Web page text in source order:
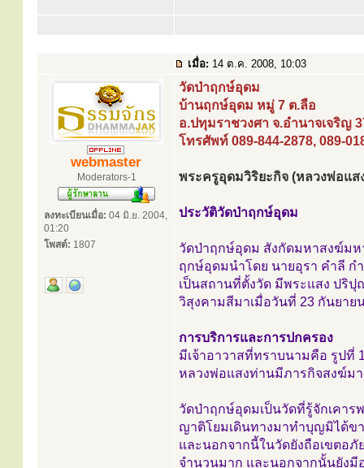
เมื่อ: 14 ต.ค. 2008, 10:03
webmaster
Moderators-1
ลงทะเบียนเมื่อ: 04 มิ.ย. 2004,
01:20
โพสต์: 1807
วัดป่าฤกษ์อุดม
บ้านฤกษ์อุดม หมู่ 7 ต.ลือ
อ.ปทุมราชวงศา จ.อำนาจเจริญ
โทรศัพท์ 089-844-2878, 089-
พระครูอุดมวิริยะกิจ (หลวงพ่อแ
ประวัติวัดป่าฤกษ์อุดม
วัดป่าฤกษ์อุดม สังกัดมหาสงฆ์มห
ฤกษ์อุดมนำโดย นายอุรา คำลี ก
เป็นสถานที่ตั้งวัด มีพระแสง ปริ
วิสุงคามสีมาเมื่อวันที่ 23 กันยาย
การบริการและการปกครอง
มีเจ้าอาวาสที่ทราบนามคือ รูปที่
หลวงพ่อแสงท่านมีภารกิจสงฆ์มา
วัดป่าฤกษ์อุดมเป็นวัดที่รู้จักเคาร
ญาติโยมเดินทางมาทำบุญมิได้ข
และนอกจากนี้ในวัดยังถือเขตอ
จำนวนมาก และนอกจากนั้นยังมี